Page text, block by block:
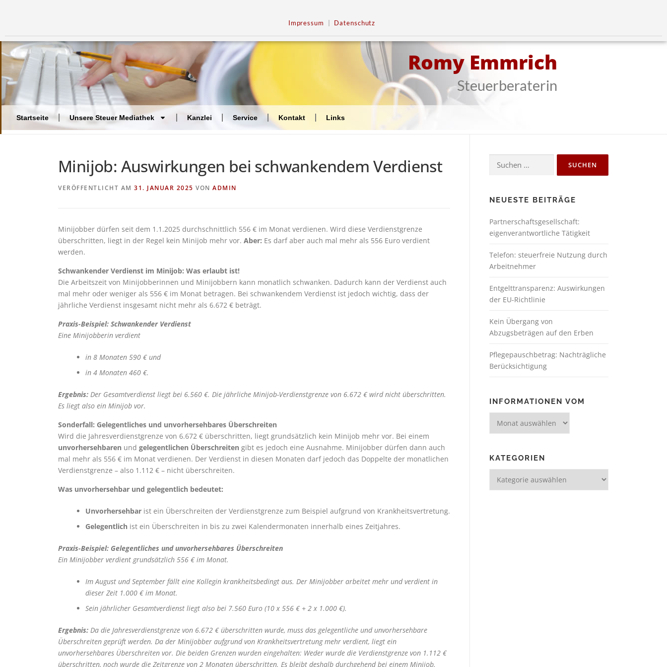
Impressum Datenschutz
Romy Emmrich
Steuerberaterin
Startseite Unsere Steuer Mediathek Kanzlei Service Kontakt Links
Minijob: Auswirkungen bei schwankendem Verdienst
VERÖFFENTLICHT AM 31. JANUAR 2025 VON ADMIN
Minijobber dürfen seit dem 1.1.2025 durchschnittlich 556 € im Monat verdienen. Wird diese Verdienstgrenze
überschritten, liegt in der Regel kein Minijob mehr vor. Aber: Es darf aber auch mal mehr als 556 Euro verdient
werden.
Schwankender Verdienst im Minijob: Was erlaubt ist!
Die Arbeitszeit von Minijobberinnen und Minijobbern kann monatlich schwanken. Dadurch kann der Verdienst auch
mal mehr oder weniger als 556 € im Monat betragen. Bei schwankendem Verdienst ist jedoch wichtig, dass der
jährliche Verdienst insgesamt nicht mehr als 6.672 € beträgt.
Praxis-Beispiel: Schwankender Verdienst
Eine Minijobberin verdient
in 8 Monaten 590 € und
in 4 Monaten 460 €.
Ergebnis: Der Gesamtverdienst liegt bei 6.560 €. Die jährliche Minijob-Verdienstgrenze von 6.672 € wird nicht überschritten.
Es liegt also ein Minijob vor.
Sonderfall: Gelegentliches und unvorhersehbares Überschreiten
Wird die Jahresverdienstgrenze von 6.672 € überschritten, liegt grundsätzlich kein Minijob mehr vor. Bei einem
unvorhersehbaren und gelegentlichen Überschreiten gibt es jedoch eine Ausnahme. Minijobber dürfen dann auch
mal mehr als 556 € im Monat verdienen. Der Verdienst in diesen Monaten darf jedoch das Doppelte der monatlichen
Verdienstgrenze – also 1.112 € – nicht überschreiten.
Was unvorhersehbar und gelegentlich bedeutet:
Unvorhersehbar ist ein Überschreiten der Verdienstgrenze zum Beispiel aufgrund von Krankheitsvertretung.
Gelegentlich ist ein Überschreiten in bis zu zwei Kalendermonaten innerhalb eines Zeitjahres.
Praxis-Beispiel: Gelegentliches und unvorhersehbares Überschreiten
Ein Minijobber verdient grundsätzlich 556 € im Monat.
Im August und September fällt eine Kollegin krankheitsbedingt aus. Der Minijobber arbeitet mehr und verdient in
dieser Zeit 1.000 € im Monat.
Sein jährlicher Gesamtverdienst liegt also bei 7.560 Euro (10 x 556 € + 2 x 1.000 €).
Ergebnis: Da die Jahresverdienstgrenze von 6.672 € überschritten wurde, muss das gelegentliche und unvorhersehbare
Überschreiten geprüft werden. Da der Minijobber aufgrund von Krankheitsvertretung mehr verdient, liegt ein
unvorhersehbares Überschreiten vor. Die beiden Grenzen wurden eingehalten: Weder wurde die Verdienstgrenze von 1.112 €
überschritten, noch wurde die Zeitgrenze von 2 Monaten überschritten. Es bleibt deshalb durchgehend bei einem Minijob.
NEUESTE BEITRÄGE
Partnerschaftsgesellschaft:
eigenverantwortliche Tätigkeit
Telefon: steuerfreie Nutzung durch
Arbeitnehmer
Entgelttransparenz: Auswirkungen
der EU-Richtlinie
Kein Übergang von
Abzugsbeträgen auf den Erben
Pflegepauschbetrag: Nachträgliche
Berücksichtigung
INFORMATIONEN VOM
KATEGORIEN